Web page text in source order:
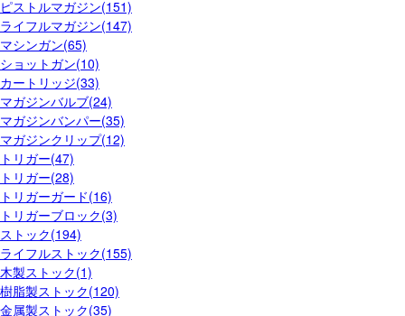
ピストルマガジン(151)
ライフルマガジン(147)
マシンガン(65)
ショットガン(10)
カートリッジ(33)
マガジンバルブ(24)
マガジンバンパー(35)
マガジンクリップ(12)
トリガー(47)
トリガー(28)
トリガーガード(16)
トリガーブロック(3)
ストック(194)
ライフルストック(155)
木製ストック(1)
樹脂製ストック(120)
金属製ストック(35)